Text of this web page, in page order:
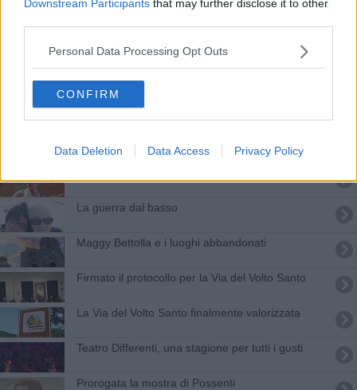
Downstream Participants that may further disclose it to other
Personal Data Processing Opt Outs
CONFIRM
Data Deletion Data Access Privacy Policy
La fine dell'armata italiana nei Diari dell'Armir
Effetto Cinema chiude con l'omaggio a Billy
Wilder
Tutti i presepi della Toscana in un libro
La guerra dal basso
Maggy Bettolla e i luoghi abbandonati
Firmato il protocollo per la Via del Volto Santo
La Via del Volto Santo finalmente valorizzata
Teatro Differenti, una stagione per tutti i gusti
Prorogata la mostra di Possenti